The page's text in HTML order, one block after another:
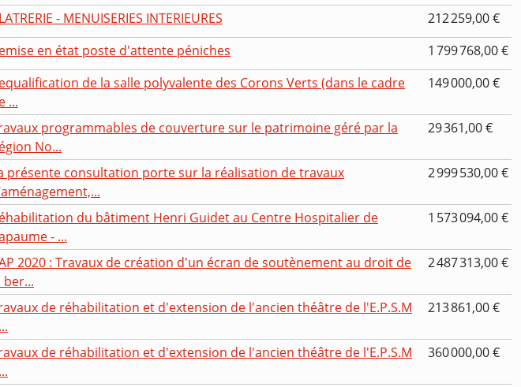
- MENUISERIES INTERIEURES
212 259,00 €
en état poste d'attente péniches
1 799 768,00 €
de la salle polyvalente des Corons Verts (dans le cadre
...
149 000,00 €
programmables de couverture sur le patrimoine géré par la
No...
29 361,00 €
présente consultation porte sur la réalisation de travaux
2 999 530,00 €
du bâtiment Henri Guidet au Centre Hospitalier de
- ...
1 573 094,00 €
2020 : Travaux de création d'un écran de soutènement au droit de
ber...
2 487 313,00 €
de réhabilitation et d'extension de l'ancien théâtre de l'E.P.S.M
213 861,00 €
de réhabilitation et d'extension de l'ancien théâtre de l'E.P.S.M
360 000,00 €